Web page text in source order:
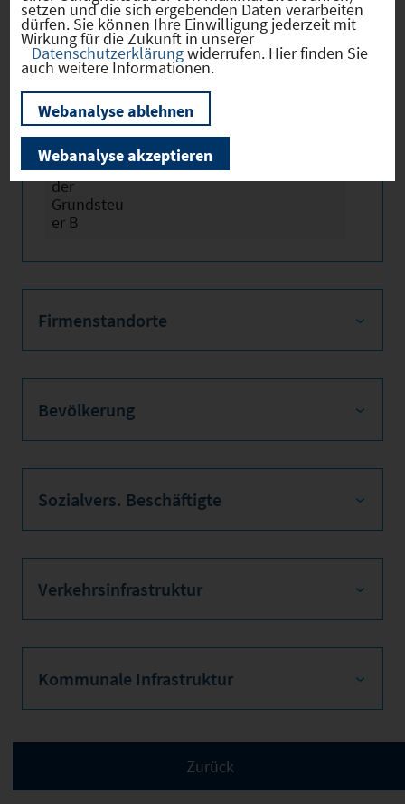
Hebesätze
Gewerbest
euerhebes
atz
2024
Hebesatz
der
Grundsteu
er B
2024 370
Firmenstandorte
Bevölkerung
Sozialvers. Beschäftigte
Verkehrsinfrastruktur
Kommunale Infrastruktur
setzen und die sich ergebenden Daten verarbeiten
dürfen. Sie können Ihre Einwilligung jederzeit mit
Wirkung für die Zukunft in unserer
Datenschutzerklärungwiderrufen. Hier finden Sie
auch weitere Informationen.
Webanalyse ablehnen
Webanalyse akzeptieren